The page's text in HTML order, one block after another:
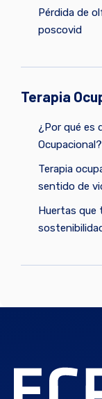
Pérdida de
poscovid
Terapia
¿Por qué es
Ocupacional?
Terapia
sentido de
Huertas que